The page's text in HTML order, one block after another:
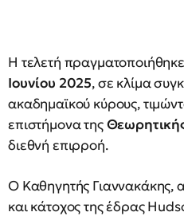
Η τελετή
Ιουνίου 2025, σε κλίμα
ακαδημαϊκού κύρους,
επιστήμονα της
διεθνή επιρροή.
Ο Καθηγητής Γιαννακάκης,
και κάτοχος της έδρας